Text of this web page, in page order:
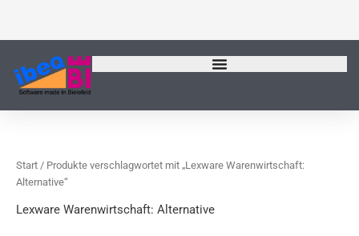
springen
Start / Produkte verschlagwortet mit „Lexware Warenwirtschaft:
Alternative“
Lexware Warenwirtschaft: Alternative